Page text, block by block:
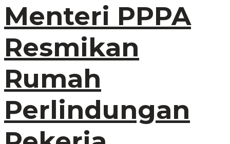
Menteri PPPA
Resmikan
Rumah
Perlindungan